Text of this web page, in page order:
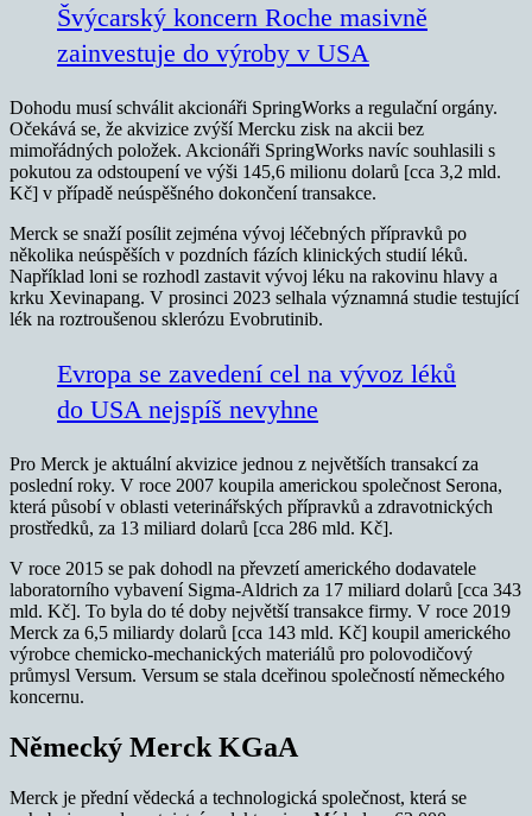
Švýcarský koncern Roche masivně
zainvestuje do výroby v USA
Dohodu musí schválit akcionáři SpringWorks a regulační orgány.
Očekává se, že akvizice zvýší Mercku zisk na akcii bez
mimořádných položek. Akcionáři SpringWorks navíc souhlasili s
pokutou za odstoupení ve výši 145,6 milionu dolarů [cca 3,2 mld.
Kč] v případě neúspěšného dokončení transakce.
Merck se snaží posílit zejména vývoj léčebných přípravků po
několika neúspěších v pozdních fázích klinických studií léků.
Například loni se rozhodl zastavit vývoj léku na rakovinu hlavy a
krku Xevinapang. V prosinci 2023 selhala významná studie testující
lék na roztroušenou sklerózu Evobrutinib.
Evropa se zavedení cel na vývoz léků
do USA nejspíš nevyhne
Pro Merck je aktuální akvizice jednou z největších transakcí za
poslední roky. V roce 2007 koupila americkou společnost Serona,
která působí v oblasti veterinářských přípravků a zdravotnických
prostředků, za 13 miliard dolarů [cca 286 mld. Kč].
V roce 2015 se pak dohodl na převzetí amerického dodavatele
laboratorního vybavení Sigma-Aldrich za 17 miliard dolarů [cca 343
mld. Kč]. To byla do té doby největší transakce firmy. V roce 2019
Merck za 6,5 miliardy dolarů [cca 143 mld. Kč] koupil amerického
výrobce chemicko-mechanických materiálů pro polovodičový
průmysl Versum. Versum se stala dceřinou společností německého
koncernu.
Německý Merck KGaA
Merck je přední vědecká a technologická společnost, která se